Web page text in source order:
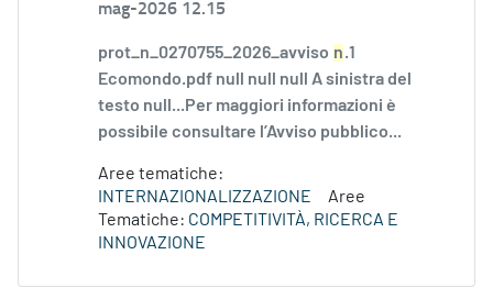
mag-2026 12.15
prot_n_0270755_2026_avviso n.1
Ecomondo.pdf null null null A sinistra del
testo null...Per maggiori informazioni è
possibile consultare l’Avviso pubblico...
Aree tematiche:
INTERNAZIONALIZZAZIONE
Aree
Tematiche: COMPETITIVITÀ, RICERCA E
INNOVAZIONE